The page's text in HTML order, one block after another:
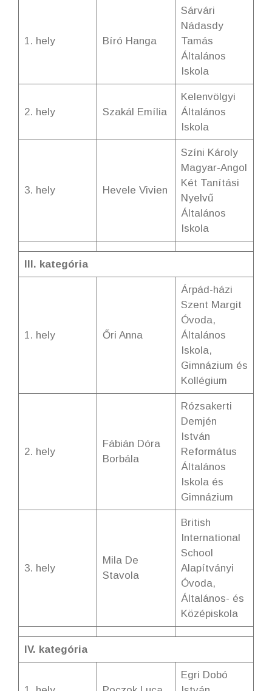
1. hely Bíró Hanga
Sárvári
Nádasdy
Tamás
Általános
Iskola
2. hely Szakál Emília
Kelenvölgyi
Általános
Iskola
3. hely Hevele Vivien
Színi Károly
Magyar-Angol
Két Tanítási
Nyelvű
Általános
Iskola
III. kategória
1. hely Őri Anna
Árpád-házi
Szent Margit
Óvoda,
Általános
Iskola,
Gimnázium és
Kollégium
2. hely
Fábián Dóra
Borbála
Rózsakerti
Demjén
István
Református
Általános
Iskola és
Gimnázium
3. hely
Mila De
Stavola
British
International
School
Alapítványi
Óvoda,
Általános- és
Középiskola
IV. kategória
Egri Dobó